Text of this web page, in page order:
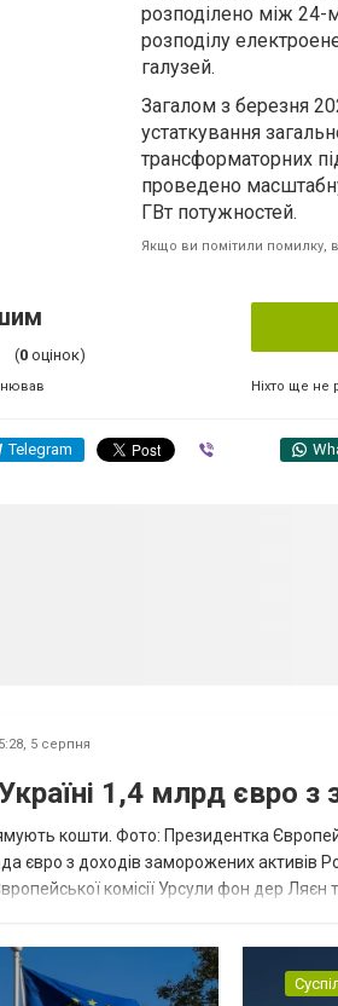
розподілено між 24-
розподілу
галузей.
Загалом з березня
устаткування
трансформаторних
проведено
ГВт потужностей.
Якщо ви помітили помилку,
(0 оцінок)
Ніхто ще не
Telegram
5 серпня
1,4 млрд євро з
кошти. Фото: Президентка
євро з доходів заморожених активів
комісії Урсули фон дер